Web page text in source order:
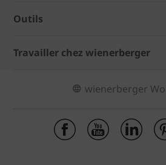
Outils
Travailler chez wienerberger
wienerberger